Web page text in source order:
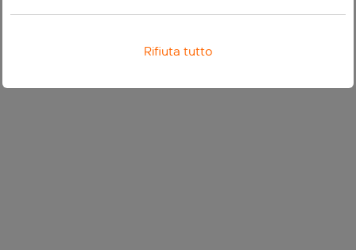
Rifiuta tutto